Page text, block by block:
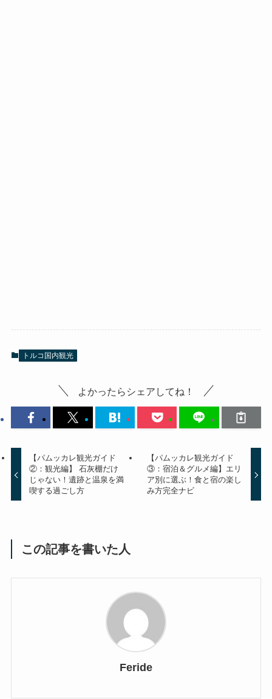
トルコ国内観光
よかったらシェアしてね！
【パムッカレ観光ガイド
②：観光編】 石灰棚だけ
じゃない！遺跡と温泉を満
喫する過ごし方
【パムッカレ観光ガイド
③：宿泊＆グルメ編】エリ
ア別に選ぶ！食と宿の楽し
み方完全ナビ
この記事を書いた人
Feride